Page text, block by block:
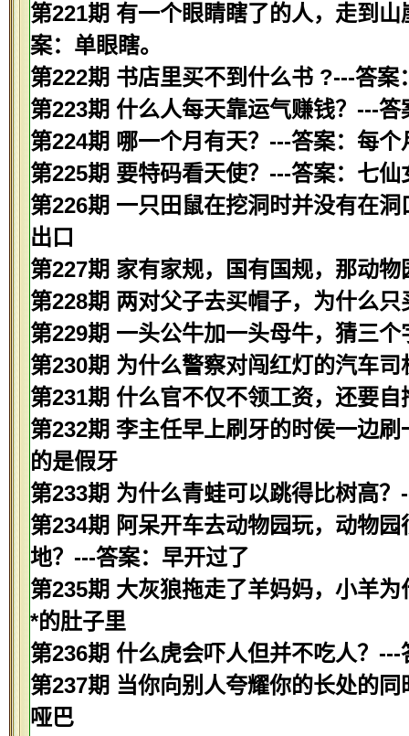
第221期 有一个眼睛瞎了的人，走到
案：单眼瞎。
第222期 书店里买不到什么书 ?---答案
第223期 什么人每天靠运气赚钱？---
第224期 哪一个月有天？---答案：每个
第225期 要特码看天使？---答案：七仙
第226期 一只田鼠在挖洞时并没有在
出口
第227期 家有家规，国有国规，那动
第228期 两对父子去买帽子，为什么
第229期 一头公牛加一头母牛，猜三
第230期 为什么警察对闯红灯的汽车
第231期 什么官不仅不领工资，还要
第232期 李主任早上刷牙的时侯一边
的是假牙
第233期 为什么青蛙可以跳得比树高
第234期 阿呆开车去动物园玩，动物
地？---答案：早开过了
第235期 大灰狼拖走了羊妈妈，小羊
*的肚子里
第236期 什么虎会吓人但并不吃人？---
第237期 当你向别人夸耀你的长处的
哑巴